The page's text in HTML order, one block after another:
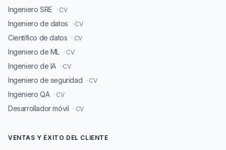
Ingeniero SRE · CV
Ingeniero de datos · CV
Científico de datos · CV
Ingeniero de ML · CV
Ingeniero de IA · CV
Ingeniero de seguridad · CV
Ingeniero QA · CV
Desarrollador móvil · CV
VENTAS Y ÉXITO DEL CLIENTE